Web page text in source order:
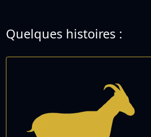
Quelques histoires :